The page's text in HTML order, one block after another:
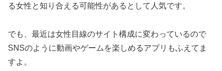
る女性と知り合える可能性があるとして人気です。
でも、最近は女性目線のサイト構成に変わっているので
SNSのように動画やゲームを楽しめるアプリもふえてま
すよ。